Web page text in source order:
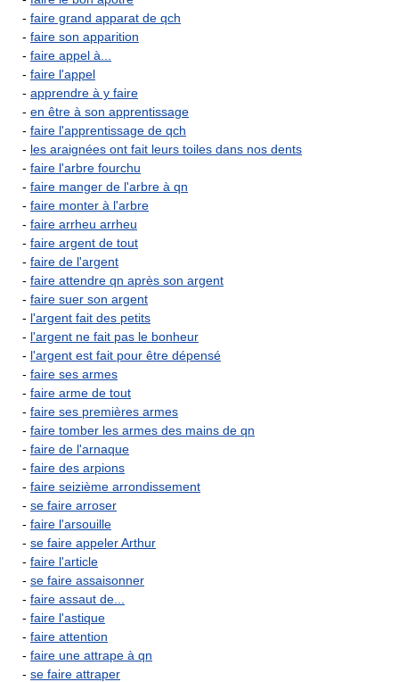
- faire grand apparat de qch
- faire son apparition
- faire appel à...
- faire l'appel
- apprendre à y faire
- en être à son apprentissage
- faire l'apprentissage de qch
- les araignées ont fait leurs toiles dans nos dents
- faire l'arbre fourchu
- faire manger de l'arbre à qn
- faire monter à l'arbre
- faire arrheu arrheu
- faire argent de tout
- faire de l'argent
- faire attendre qn après son argent
- faire suer son argent
- l'argent fait des petits
- l'argent ne fait pas le bonheur
- l'argent est fait pour être dépensé
- faire ses armes
- faire arme de tout
- faire ses premières armes
- faire tomber les armes des mains de qn
- faire de l'arnaque
- faire des arpions
- faire seizième arrondissement
- se faire arroser
- faire l'arsouille
- se faire appeler Arthur
- faire l'article
- se faire assaisonner
- faire assaut de...
- faire l'astique
- faire attention
- faire une attrape à qn
- se faire attraper